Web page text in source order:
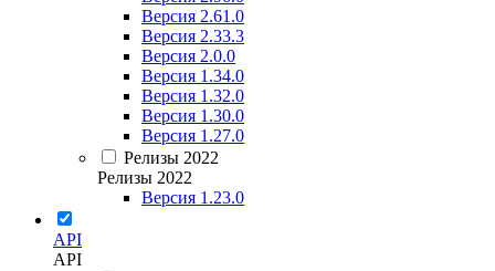
Версия 2.61.0
Версия 2.33.3
Версия 2.0.0
Версия 1.34.0
Версия 1.32.0
Версия 1.30.0
Версия 1.27.0
Релизы 2022
Релизы 2022
Версия 1.23.0
API
API